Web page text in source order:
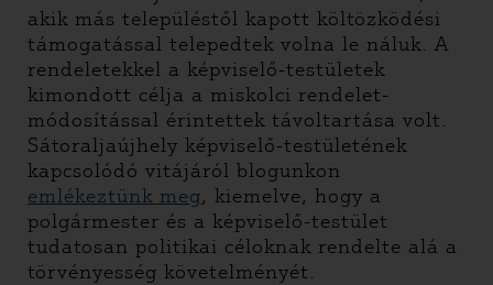
akik más településtől kapott költözködési
támogatással telepedtek volna le náluk. A
rendeletekkel a képviselő-testületek
kimondott célja a miskolci rendelet-
módosítással érintettek távoltartása volt.
Sátoraljaújhely képviselő-testületének
kapcsolódó vitájáról blogunkon
emlékeztünk meg, kiemelve, hogy a
polgármester és a képviselő-testület
tudatosan politikai céloknak rendelte alá a
törvényesség követelményét.